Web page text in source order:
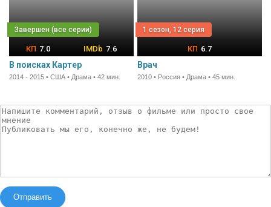
7.0 7.6
В поисках Картер
2014 - 2015 • США • Драма • 42 мин.
1 сезон, 12 серия
6.7
Врач
2010 • Россия • Драма • 45 мин.
Отправить